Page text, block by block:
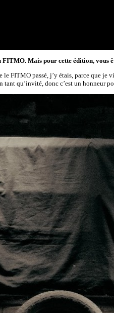
Mais pour cette édition, vous
FITMO passé, j’y étais, parce que
qu’invité, donc c’est un honneur